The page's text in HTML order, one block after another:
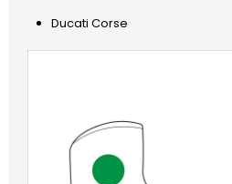
Ducati Corse